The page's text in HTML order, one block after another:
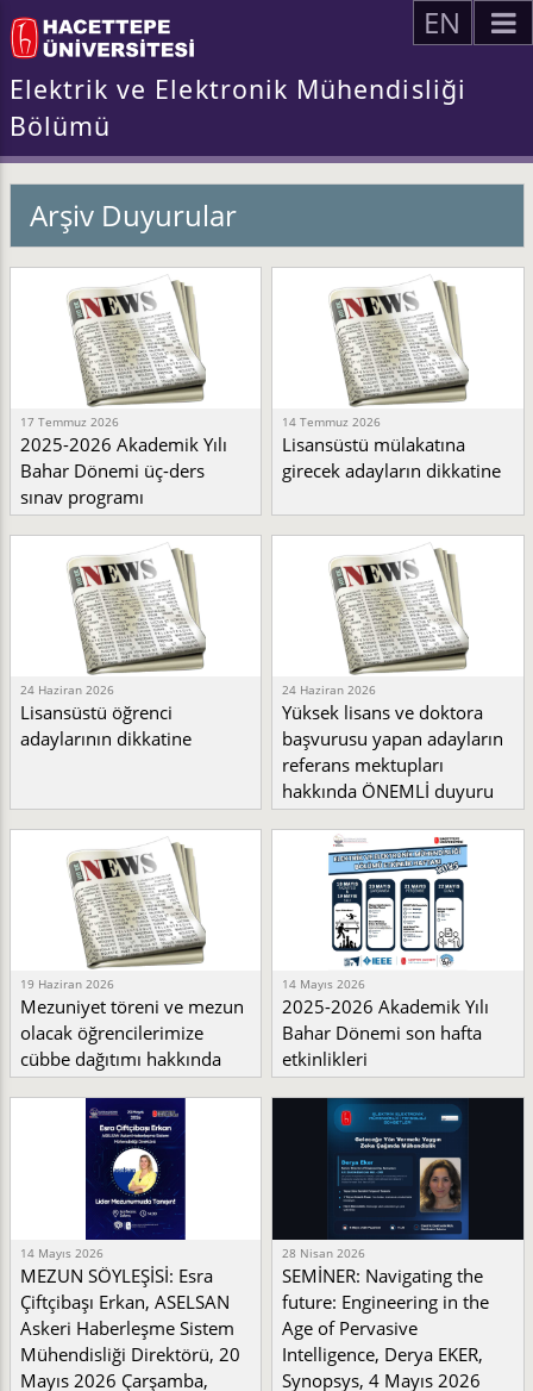
EN
Elektrik ve Elektronik Mühendisliği
Bölümü
Arşiv Duyurular
17 Temmuz 2026
2025-2026 Akademik Yılı
Bahar Dönemi üç-ders
sınav programı
14 Temmuz 2026
Lisansüstü mülakatına
girecek adayların dikkatine
24 Haziran 2026
Lisansüstü öğrenci
adaylarının dikkatine
24 Haziran 2026
Yüksek lisans ve doktora
başvurusu yapan adayların
referans mektupları
hakkında ÖNEMLİ duyuru
19 Haziran 2026
Mezuniyet töreni ve mezun
olacak öğrencilerimize
cübbe dağıtımı hakkında
14 Mayıs 2026
2025-2026 Akademik Yılı
Bahar Dönemi son hafta
etkinlikleri
14 Mayıs 2026
MEZUN SÖYLEŞİSİ: Esra
Çiftçibaşı Erkan, ASELSAN
Askeri Haberleşme Sistem
Mühendisliği Direktörü, 20
Mayıs 2026 Çarşamba,
28 Nisan 2026
SEMİNER: Navigating the
future: Engineering in the
Age of Pervasive
Intelligence, Derya EKER,
Synopsys, 4 Mayıs 2026